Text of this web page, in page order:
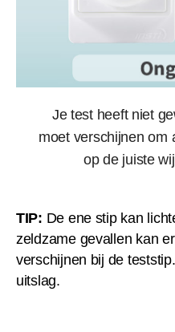
Je test heeft niet
moet verschijnen om
op de juiste
TIP: De ene stip kan
zeldzame gevallen kan
verschijnen bij de
uitslag.